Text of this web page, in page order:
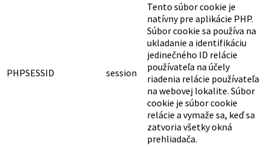
PHPSESSID session
Tento súbor cookie je
natívny pre aplikácie PHP.
Súbor cookie sa používa na
ukladanie a identifikáciu
jedinečného ID relácie
používateľa na účely
riadenia relácie používateľa
na webovej lokalite. Súbor
cookie je súbor cookie
relácie a vymaže sa, keď sa
zatvoria všetky okná
prehliadača.